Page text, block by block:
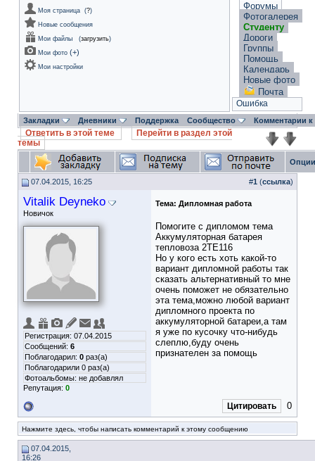
Моя страница (?)
Новые сообщения
Мои файлы
(загрузить)
Мои фото (+)
Мои настройки
Форумы
Фотогалерея
Студенту
Дороги
Группы
Помощь
Календарь
Новые фото
Почта
Ошибка
Закладки Дневники Поддержка Сообщество Комментарии
Ответить в этой теме
Перейти в раздел этой
темы
07.04.2015, 16:25 #1 (ссылка)
Vitalik Deyneko
Новичок
Регистрация: 07.04.2015
Сообщений: 6
Поблагодарил: 0 раз(а)
Поблагодарили 0 раз(а)
Фотоальбомы: не добавлял
Репутация: 0
Тема: Дипломная работа
Помогите с дипломом тема
Аккумуляторная батарея
тепловоза 2ТЕ116
Но у кого есть хоть какой-то
вариант дипломной работы так
сказать альтернативный то мне
очень поможет не обязательно
эта тема,можно любой вариант
дипломного проекта по
аккумуляторной батареи,а там
я уже по кусочку что-нибудь
слеплю,буду очень
признателен за помощь
Цитировать 0
Нажмите здесь, чтобы написать комментарий к этому сообщению
07.04.2015,
16:26